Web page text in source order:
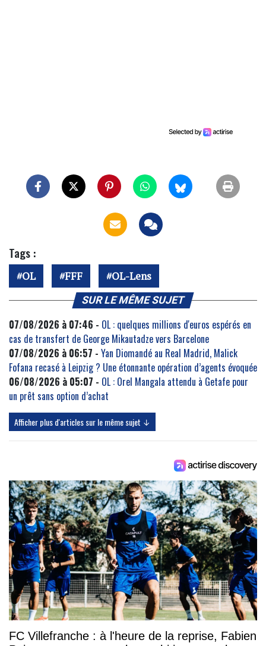
Tags :
OL FFF OL-Lens
SUR LE MÊME SUJET
07/08/2026 à 07:46 - OL : quelques millions d'euros espérés en
cas de transfert de George Mikautadze vers Barcelone
07/08/2026 à 06:57 - Yan Diomandé au Real Madrid, Malick
Fofana recasé à Leipzig ? Une étonnante opération d’agents évoquée
06/08/2026 à 05:07 - OL : Orel Mangala attendu à Getafe pour
un prêt sans option d’achat
Afficher plus d'articles sur le même sujet ↓
FC Villefranche : à l'heure de la reprise, Fabien